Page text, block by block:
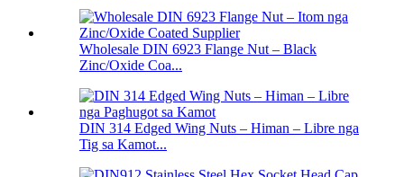
Wholesale DIN 6923 Flange Nut – Black
Zinc/Oxide Coa...
DIN 314 Edged Wing Nuts – Himan – Libre nga
Tig sa Kamot...